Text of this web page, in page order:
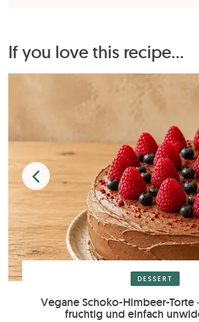
If you love this recipe...
DESSERT
Vegane Schoko-Himbeer-Torte
fruchtig und einfach